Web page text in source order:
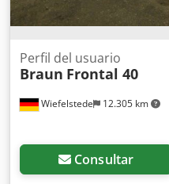
Wiefelstede 12.305 km
Perfil del usuario
Braun Frontal 40
Consultar